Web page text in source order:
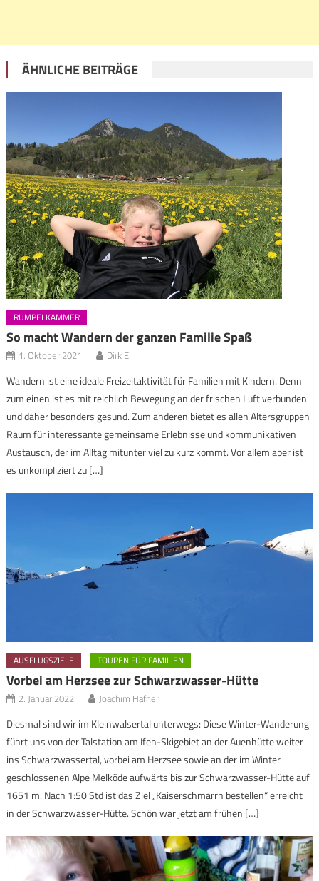
ÄHNLICHE BEITRÄGE
RUMPELKAMMER
So macht Wandern der ganzen Familie Spaß
1. Oktober 2021 Dirk E.
Wandern ist eine ideale Freizeitaktivität für Familien mit Kindern. Denn
zum einen ist es mit reichlich Bewegung an der frischen Luft verbunden
und daher besonders gesund. Zum anderen bietet es allen Altersgruppen
Raum für interessante gemeinsame Erlebnisse und kommunikativen
Austausch, der im Alltag mitunter viel zu kurz kommt. Vor allem aber ist
es unkompliziert zu […]
AUSFLUGSZIELE TOUREN FÜR FAMILIEN
Vorbei am Herzsee zur Schwarzwasser-Hütte
2. Januar 2022 Joachim Hafner
Diesmal sind wir im Kleinwalsertal unterwegs: Diese Winter-Wanderung
führt uns von der Talstation am Ifen-Skigebiet an der Auenhütte weiter
ins Schwarzwassertal, vorbei am Herzsee sowie an der im Winter
geschlossenen Alpe Melköde aufwärts bis zur Schwarzwasser-Hütte auf
1651 m. Nach 1:50 Std ist das Ziel „Kaiserschmarrn bestellen“ erreicht
in der Schwarzwasser-Hütte. Schön war jetzt am frühen […]